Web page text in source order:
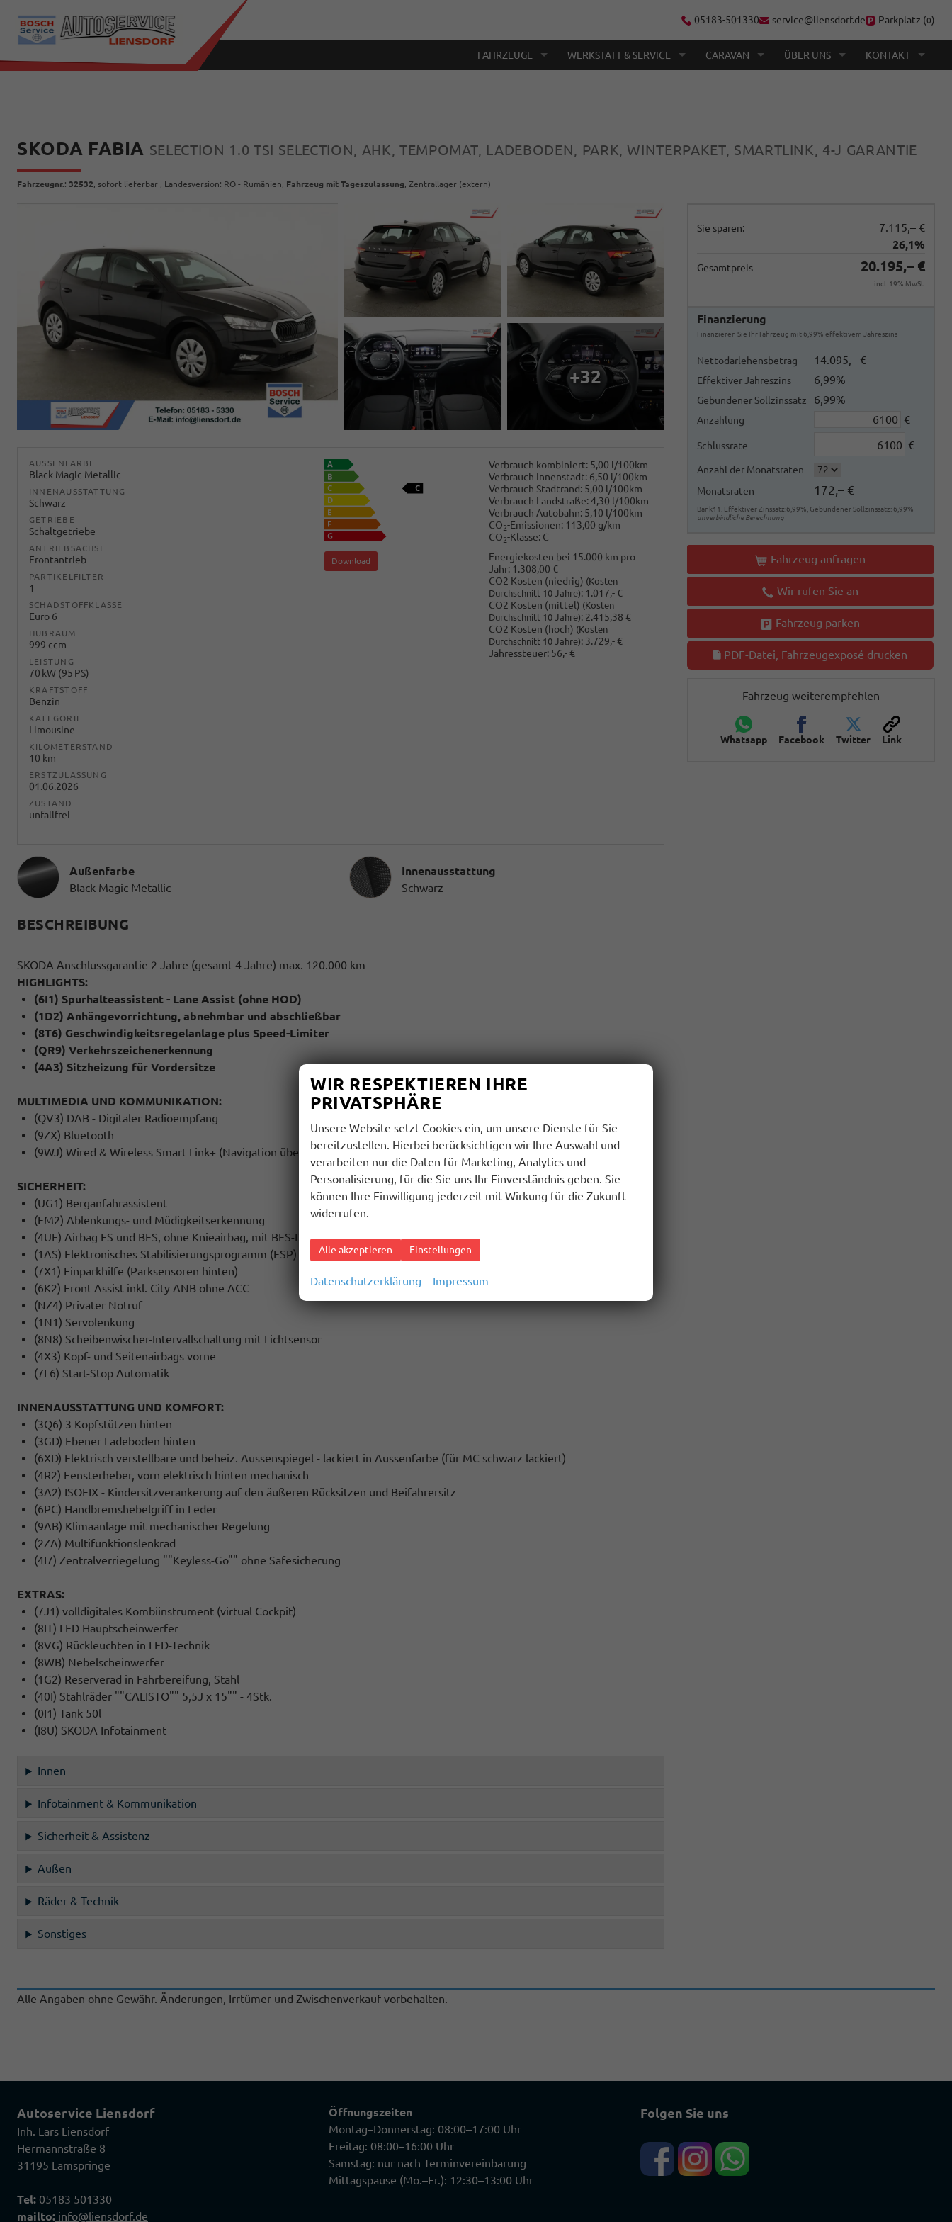
05183-501330 service@liensdorf.de Parkplatz (0)
FAHRZEUGE WERKSTATT & SERVICE CARAVAN ÜBER UNS KONTAKT
SKODA FABIA SELECTION 1.0 TSI SELECTION, AHK, TEMPOMAT, LADEBODEN, PARK, WINTERPAKET, SMARTLINK, 4-J GARANTIE
Fahrzeugnr.: 32532, sofort lieferbar , Landesversion: RO - Rumänien, Fahrzeug mit Tageszulassung, Zentrallager (extern)
Sie sparen:
7.115,– €
26,1%
Gesamtpreis 20.195,– €
incl. 19% MwSt.
Finanzierung
Finanzieren Sie Ihr Fahrzeug mit 6,99% effektivem Jahreszins
Nettodarlehensbetrag 14.095,– €
Effektiver Jahreszins 6,99%
Gebundener Sollzinssatz 6,99%
Anzahlung €
Schlussrate €
Anzahl der Monatsraten
Monatsraten
172,– €
Bank11. Effektiver Zinssatz:6,99%, Gebundener Sollzinssatz: 6,99%
unverbindliche Berechnung
Fahrzeug anfragen
Wir rufen Sie an
Fahrzeug parken
PDF-Datei, Fahrzeugexposé drucken
Fahrzeug weiterempfehlen
Whatsapp Facebook Twitter Link
+32
AUSSENFARBE
Black Magic Metallic
INNENAUSSTATTUNG
Schwarz
GETRIEBE
Schaltgetriebe
ANTRIEBSACHSE
Frontantrieb
PARTIKELFILTER
1
SCHADSTOFFKLASSE
Euro 6
HUBRAUM
999 ccm
LEISTUNG
70 kW (95 PS)
KRAFTSTOFF
Benzin
KATEGORIE
Limousine
KILOMETERSTAND
10 km
ERSTZULASSUNG
01.06.2026
ZUSTAND
unfallfrei
Verbrauch kombiniert: 5,00 l/100km
Verbrauch Innenstadt: 6,50 l/100km
Verbrauch Stadtrand: 5,00 l/100km
Verbrauch Landstraße: 4,30 l/100km
Verbrauch Autobahn: 5,10 l/100km
CO2-Emissionen: 113,00 g/km
CO2-Klasse: C
Download
Energiekosten bei 15.000 km pro
Jahr: 1.308,00 €
CO2 Kosten (niedrig) (Kosten
Durchschnitt 10 Jahre): 1.017,- €
CO2 Kosten (mittel) (Kosten
Durchschnitt 10 Jahre): 2.415,38 €
CO2 Kosten (hoch) (Kosten
Durchschnitt 10 Jahre): 3.729,- €
Jahressteuer: 56,- €
Außenfarbe
Black Magic Metallic
InnenausstattungInnenausstattung
Schwarz
BESCHREIBUNG
SKODA Anschlussgarantie 2 Jahre (gesamt 4 Jahre) max. 120.000 km
HIGHLIGHTS:
(6I1) Spurhalteassistent - Lane Assist (ohne HOD)
(1D2) Anhängevorrichtung, abnehmbar und abschließbar
(8T6) Geschwindigkeitsregelanlage plus Speed-Limiter
(QR9) Verkehrszeichenerkennung
(4A3) Sitzheizung für Vordersitze
MULTIMEDIA UND KOMMUNIKATION:
(QV3) DAB - Digitaler Radioempfang
(9ZX) Bluetooth
(9WJ) Wired & Wireless Smart Link+ (Navigation über App Connect möglich (kompatibles Smartphone erforderlich))
SICHERHEIT:
(UG1) Berganfahrassistent
(EM2) Ablenkungs- und Müdigkeitserkennung
(4UF) Airbag FS und BFS, ohne Knieairbag, mit BFS-Deaktivierung
(1AS) Elektronisches Stabilisierungsprogramm (ESP)
(7X1) Einparkhilfe (Parksensoren hinten)
(6K2) Front Assist inkl. City ANB ohne ACC
(NZ4) Privater Notruf
(1N1) Servolenkung
(8N8) Scheibenwischer-Intervallschaltung mit Lichtsensor
(4X3) Kopf- und Seitenairbags vorne
(7L6) Start-Stop Automatik
INNENAUSSTATTUNG UND KOMFORT:
(3Q6) 3 Kopfstützen hinten
(3GD) Ebener Ladeboden hinten
(6XD) Elektrisch verstellbare und beheiz. Aussenspiegel - lackiert in Aussenfarbe (für MC schwarz lackiert)
(4R2) Fensterheber, vorn elektrisch hinten mechanisch
(3A2) ISOFIX - Kindersitzverankerung auf den äußeren Rücksitzen und Beifahrersitz
(6PC) Handbremshebelgriff in Leder
(9AB) Klimaanlage mit mechanischer Regelung
(2ZA) Multifunktionslenkrad
(4I7) Zentralverriegelung ""Keyless-Go"" ohne Safesicherung
EXTRAS:
(7J1) volldigitales Kombiinstrument (virtual Cockpit)
(8IT) LED Hauptscheinwerfer
(8VG) Rückleuchten in LED-Technik
(8WB) Nebelscheinwerfer
(1G2) Reserverad in Fahrbereifung, Stahl
(40I) Stahlräder ""CALISTO"" 5,5J x 15"" - 4Stk.
(0I1) Tank 50l
(I8U) SKODA Infotainment
Innen
Infotainment & Kommunikation
Sicherheit & Assistenz
Außen
Räder & Technik
Sonstiges
Alle Angaben ohne Gewähr. Änderungen, Irrtümer und Zwischenverkauf vorbehalten.
Autoservice Liensdorf
Inh. Lars Liensdorf
Hermannstraße 8
31195 Lamspringe
Tel: 05183 501330
mailto: info@liensdorf.de
Öffnungszeiten
Montag–Donnerstag: 08:00–17:00 Uhr
Freitag: 08:00–16:00 Uhr
Samstag: nur nach Terminvereinbarung
Mittagspause (Mo.–Fr.): 12:30–13:00 Uhr
Folgen Sie uns
WIR RESPEKTIEREN IHRE
PRIVATSPHÄRE
Unsere Website setzt Cookies ein, um unsere Dienste für Sie
bereitzustellen. Hierbei berücksichtigen wir Ihre Auswahl und
verarbeiten nur die Daten für Marketing, Analytics und
Personalisierung, für die Sie uns Ihr Einverständnis geben. Sie
können Ihre Einwilligung jederzeit mit Wirkung für die Zukunft
widerrufen.
Alle akzeptieren Einstellungen
Datenschutzerklärung Impressum